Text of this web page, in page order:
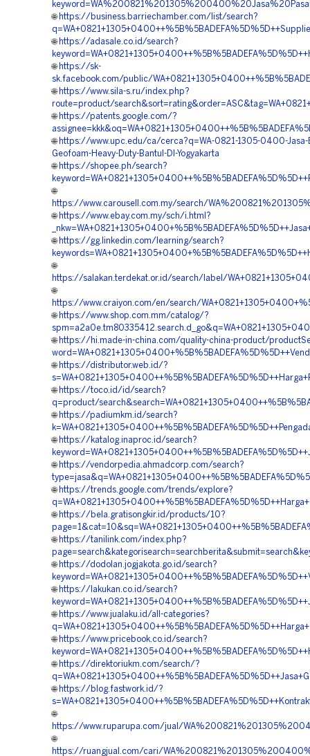
🌐 https://business.barriechamber.com/list/search?
🌐 https://adasale.co.id/search?
🌐 https://sk-
sk.facebook.com/public/
🌐 https://www.sila-s.ru/index.php?
route=product/
🌐 https://patents.google.com/?
🌐 https://www.upc.edu/ca/cerca?q=WA-0821-1305-0400-Jasa-
Geofoam-Heavy-Duty-Bantul-DI-Yogyakarta
🌐 https://shopee.ph/search?
🌐
https://www.carousell.com.my/search/
🌐 https://www.ebay.com.my/sch/i.html?
🌐 https://gg.linkedin.com/learning/search?
🌐
https://salakan.terdekat.or.id/search/label/
🌐
https://www.craiyon.com/en/search/
🌐 https://www.shop.com.mm/catalog/?
🌐 https://hi.made-in-china.com/quality-china-product/
🌐 https://distributor.web.id/?
🌐 https://toco.id/id/search?
q=product/
🌐 https://padiumkm.id/search?
🌐 https://katalog.inaproc.id/search?
🌐 https://vendorpedia.ahmadcorp.com/search?
🌐 https://trends.google.com/trends/explore?
🌐 https://bela.gratisongkir.id/products/10?
🌐 https://tanilink.com/index.php?
🌐 https://dodolan.jogjakota.go.id/search?
🌐 https://lakukan.co.id/search?
🌐 https://www.jualaku.id/all-categories?
🌐 https://www.pricebook.co.id/search?
🌐 https://direktoriukm.com/search/?
🌐 https://blog.fastwork.id/?
🌐
https://www.ruparupa.com/jual/
🌐
https://ruangjual.com/cari/